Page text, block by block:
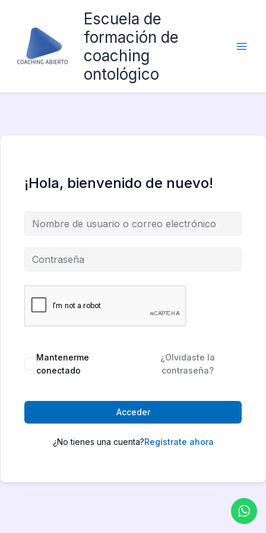
contenido
Escuela de
formación de
coaching
ontológico
¡Hola, bienvenido de nuevo!
Mantenerme
conectado
¿Olvidaste la
contraseña?
Acceder
¿No tienes una cuenta?Regístrate ahora